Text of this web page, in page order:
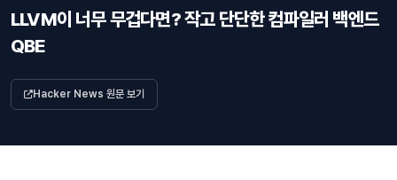
LLVM이 너무 무겁다면? 작고 단단한 컴파일러 백엔드
QBE
Hacker News 원문 보기